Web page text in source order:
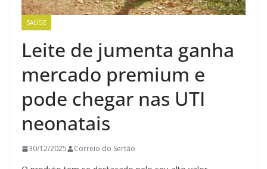
SAÚDE
Leite de jumenta ganha
mercado premium e
pode chegar nas UTI
neonatais
30/12/2025 Correio do Sertão